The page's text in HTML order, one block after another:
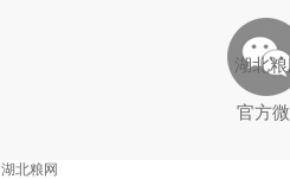
湖北
官方
湖北粮网